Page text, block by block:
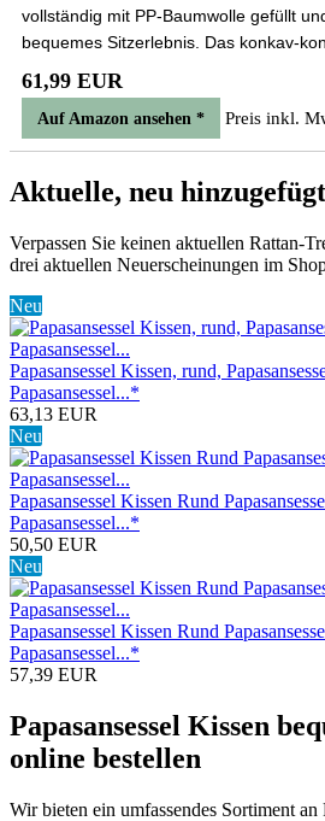
vollständig mit PP-Baumwolle gefüllt
bequemes Sitzerlebnis. Das konkav-
61,99 EUR
Auf Amazon ansehen * Preis inkl.
Aktuelle, neu
Verpassen Sie keinen aktuellen Rattan-
drei aktuellen Neuerscheinungen im
Neu
Papasansessel Kissen, rund,
Papasansessel...*
63,13 EUR
Neu
Papasansessel Kissen Rund
Papasansessel...*
50,50 EUR
Neu
Papasansessel Kissen Rund
Papasansessel...*
57,39 EUR
Papasansessel Kissen
online bestellen
Wir bieten ein umfassendes Sortiment